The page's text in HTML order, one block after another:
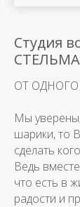
Студия
ОТ
Мы
шарики, то
сделать
Ведь
что есть в
радости и